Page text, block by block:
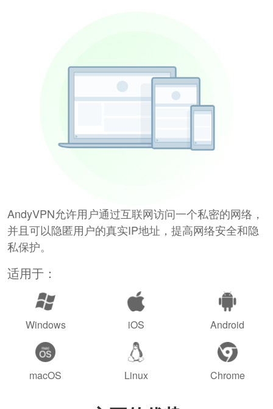
AndyVPN允许用户通过互联网访问一个私密的网络，
并且可以隐匿用户的真实IP地址，提高网络安全和隐
私保护。
适用于：
Windows iOS Android
macOS Linux Chrome